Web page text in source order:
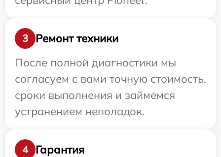
3
Ремонт техники
После полной диагностики мы
согласуем с вами точную стоимость,
сроки выполнения и займемся
устранением неполадок.
4
Гарантия